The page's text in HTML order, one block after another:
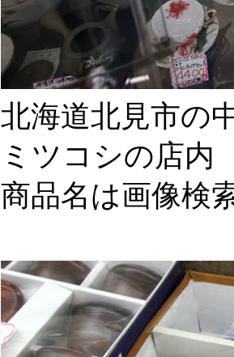
北海道北見市の
ミツコシの店内
商品名は画像検